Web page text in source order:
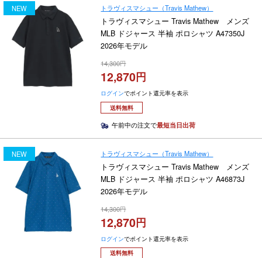
NEW トラヴィスマシュー（Travis Mathew）
トラヴィスマシュー Travis Mathew メンズ
MLB ドジャース 半袖 ポロシャツ A47350J
2026年モデル
14,300
12,870
ログインでポイント還元率を表示
送料無料
午前中の注文で最短当日出荷
NEW トラヴィスマシュー（Travis Mathew）
トラヴィスマシュー Travis Mathew メンズ
MLB ドジャース 半袖 ポロシャツ A46873J
2026年モデル
14,300
12,870
ログインでポイント還元率を表示
送料無料